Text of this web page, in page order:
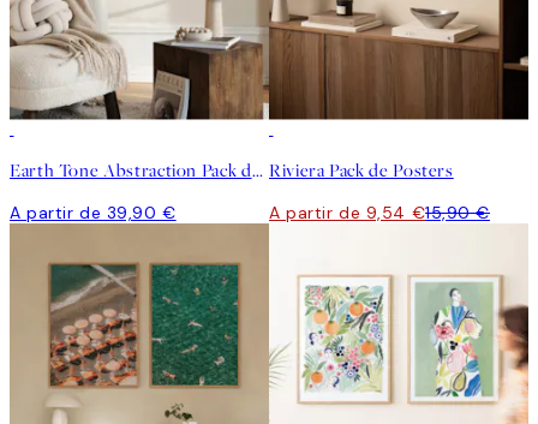
Earth Tone Abstraction Pack de Posters
A partir de 39,90 €
Riviera Pack de Posters
A partir de 9,54 €15,90 €